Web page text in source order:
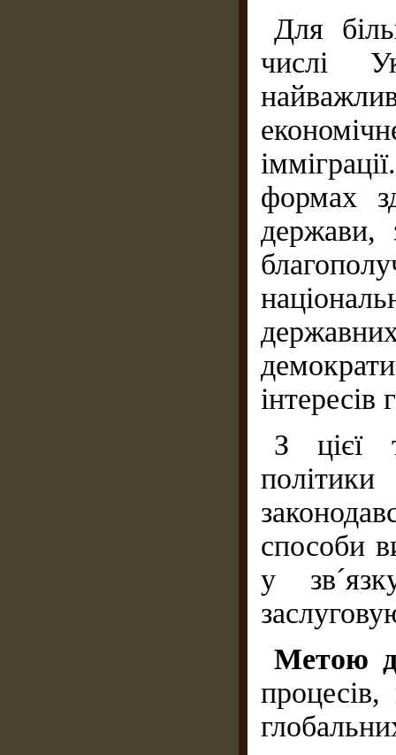
Для
числі
формах
держави,
інтересів
З цієї
способи
у
Метою